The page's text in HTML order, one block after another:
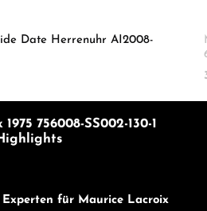
Date Herrenuhr AI2008-
756008-SS002-130-1
Experten für Maurice Lacroix